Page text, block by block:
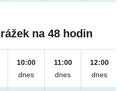
na 48 hodin
10:00
dnes
11:00
dnes
12:00
dnes